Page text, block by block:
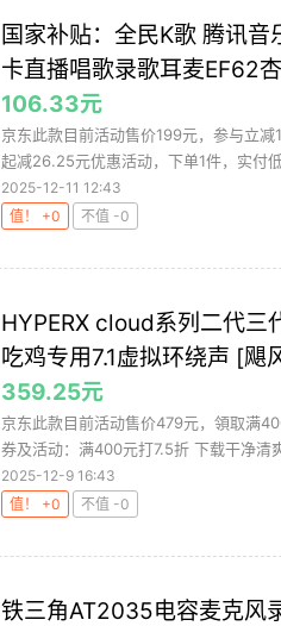
国家补贴：全民K歌 腾讯
卡直播唱歌录歌耳麦EF62
106.33元
京东此款目前活动售价199元，参与立
起减26.25元优惠活动，下单1件，实付
2025-12-11 12:43
值！ +0
不值 -0
HYPERX cloud系列二代三
吃鸡专用7.1虚拟环绕声 [
359.25元
京东此款目前活动售价479元，領取满
券及活动：满400元打7.5折 下载干净清
2025-12-9 16:43
值！ +0
不值 -0
铁三角AT2035电容麦克风